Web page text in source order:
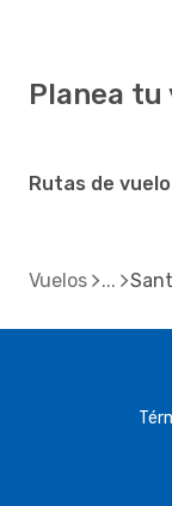
Planea tu
Rutas de
Vuelos